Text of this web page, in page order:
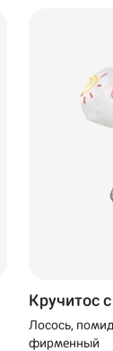
Кручитос
Лосось,
фирменный